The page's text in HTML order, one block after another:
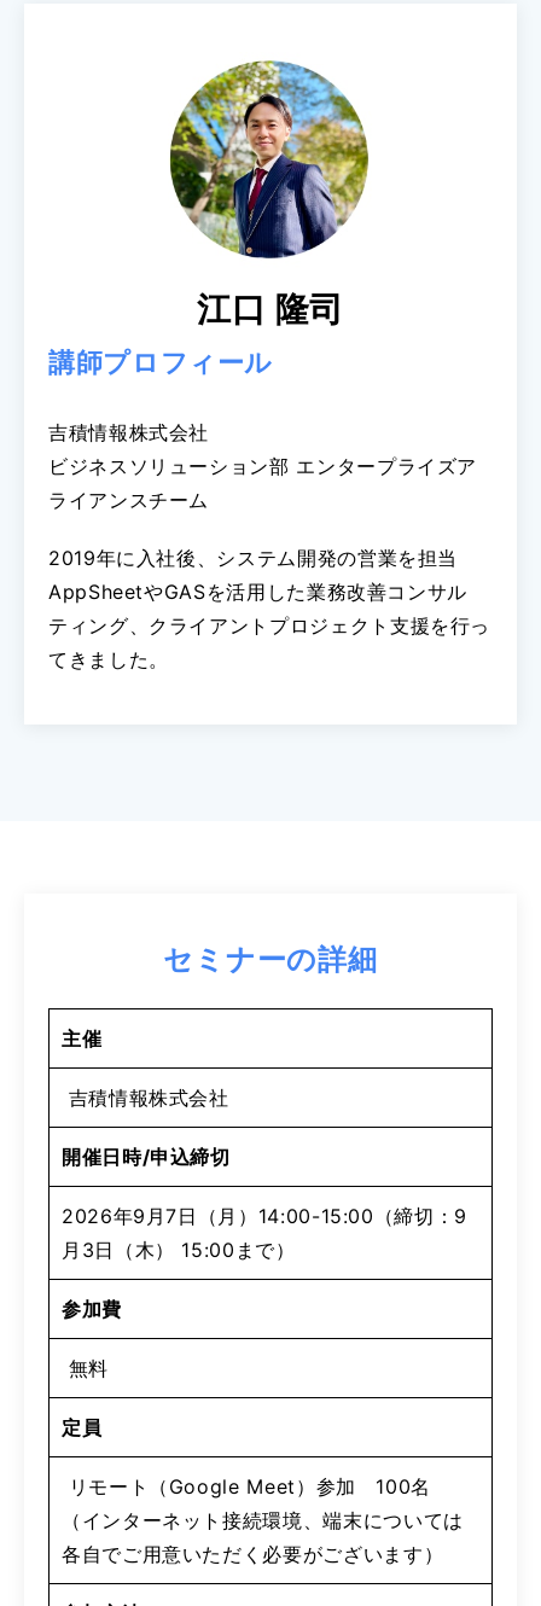
江口 隆司
講師プロフィール
吉積情報株式会社
ビジネスソリューション部 エンタープライズア
ライアンスチーム
2019年に入社後、システム開発の営業を担当
AppSheetやGASを活用した業務改善コンサル
ティング、クライアントプロジェクト支援を行っ
てきました。
セミナーの詳細
主催
吉積情報株式会社
開催日時/申込締切
2026年9月7日（月）14:00-15:00（締切：9
月3日（木） 15:00まで）
参加費
無料
定員
リモート（Google Meet）参加 100名
（インターネット接続環境、端末については
各自でご用意いただく必要がございます）